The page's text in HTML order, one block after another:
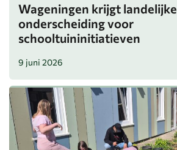
Wageningen krijgt landelijke
onderscheiding voor
schooltuininitiatieven
9 juni 2026